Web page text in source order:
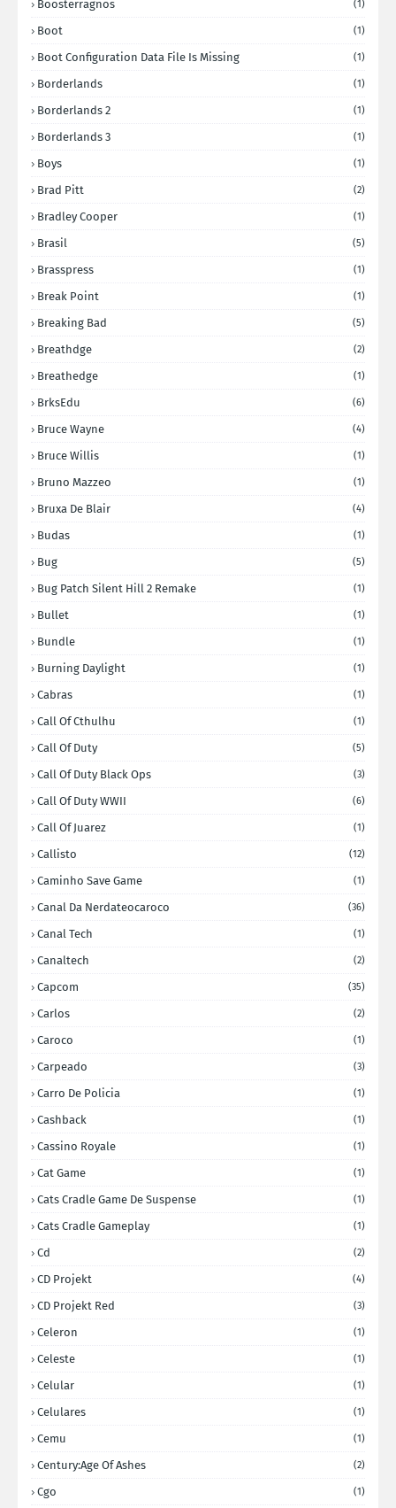
Boosterragnos (1)
Boot (1)
Boot Configuration Data File Is Missing (1)
Borderlands (1)
Borderlands 2 (1)
Borderlands 3 (1)
Boys (1)
Brad Pitt (2)
Bradley Cooper (1)
Brasil (5)
Brasspress (1)
Break Point (1)
Breaking Bad (5)
Breathdge (2)
Breathedge (1)
BrksEdu (6)
Bruce Wayne (4)
Bruce Willis (1)
Bruno Mazzeo (1)
Bruxa De Blair (4)
Budas (1)
Bug (5)
Bug Patch Silent Hill 2 Remake (1)
Bullet (1)
Bundle (1)
Burning Daylight (1)
Cabras (1)
Call Of Cthulhu (1)
Call Of Duty (5)
Call Of Duty Black Ops (3)
Call Of Duty WWII (6)
Call Of Juarez (1)
Callisto (12)
Caminho Save Game (1)
Canal Da Nerdateocaroco (36)
Canal Tech (1)
Canaltech (2)
Capcom (35)
Carlos (2)
Caroco (1)
Carpeado (3)
Carro De Policia (1)
Cashback (1)
Cassino Royale (1)
Cat Game (1)
Cats Cradle Game De Suspense (1)
Cats Cradle Gameplay (1)
Cd (2)
CD Projekt (4)
CD Projekt Red (3)
Celeron (1)
Celeste (1)
Celular (1)
Celulares (1)
Cemu (1)
Century:Age Of Ashes (2)
Cgo (1)